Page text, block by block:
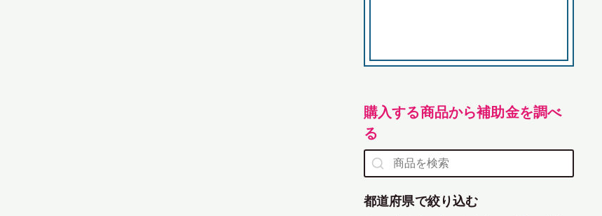
購入する商品から補助金を調べ
る
都道府県で絞り込む